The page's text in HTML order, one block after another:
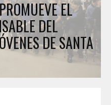
EL
DEL
DE SANTA